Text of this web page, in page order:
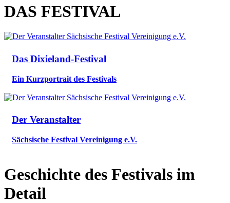
DAS FESTIVAL
Das Dixieland-Festival
Ein Kurzportrait des Festivals
Der Veranstalter
Sächsische Festival Vereinigung e.V.
Geschichte des Festivals im
Detail